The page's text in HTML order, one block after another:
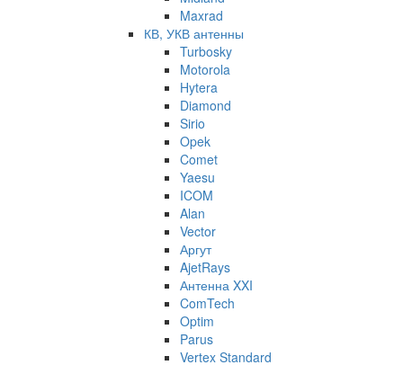
Maxrad
КВ, УКВ антенны
Turbosky
Motorola
Hytera
Diamond
Sirio
Opek
Comet
Yaesu
ICOM
Alan
Vector
Аргут
AjetRays
Антенна XXI
ComTech
Optim
Parus
Vertex Standard